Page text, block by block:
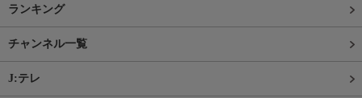
ランキング
チャンネル一覧
J:テレ